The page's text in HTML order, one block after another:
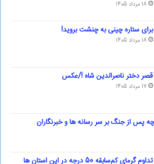
18 مرداد 1405
برای ستاره چینی به چنشت بروید!
18 مرداد 1405
قصر دختر ناصرالدین شاه !/عکس
17 مرداد 1405
پس از جنگ بر سر رسانه ها و خبرنگاران
تداوم گرمای کم‌سابقه 50 درجه در این استان ها